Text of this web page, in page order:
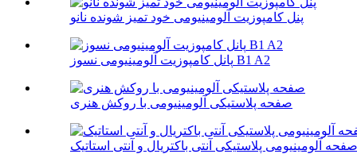
پنل کامپوزیت آلومینیومی خود تمیز شونده نانو
پانل کامپوزیت آلومینیومی نسوز B1 A2
صفحه پلاستیکی آلومینیومی با روکش هنری
صفحه آلومینیومی پلاستیکی آنتی باکتریال و آنتی استاتیک